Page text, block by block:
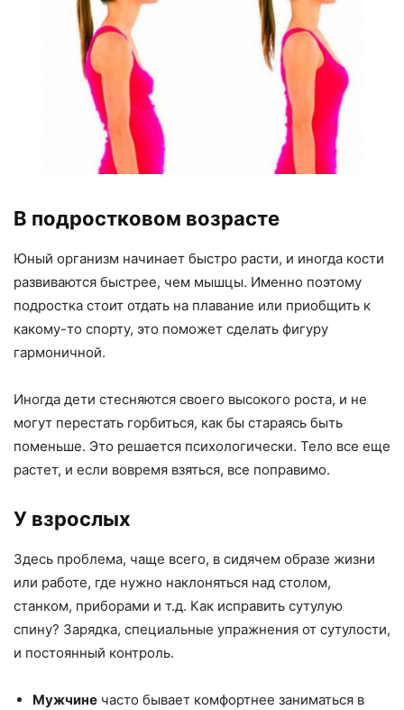
В подростковом возрасте
Юный организм начинает быстро расти, и иногда кости
развиваются быстрее, чем мышцы. Именно поэтому
подростка стоит отдать на плавание или приобщить к
какому-то спорту, это поможет сделать фигуру
гармоничной.
Иногда дети стесняются своего высокого роста, и не
могут перестать горбиться, как бы стараясь быть
поменьше. Это решается психологически. Тело все еще
растет, и если вовремя взяться, все поправимо.
У взрослых
Здесь проблема, чаще всего, в сидячем образе жизни
или работе, где нужно наклоняться над столом,
станком, приборами и т.д. Как исправить сутулую
спину? Зарядка, специальные упражнения от сутулости,
и постоянный контроль.
Мужчине часто бывает комфортнее заниматься в